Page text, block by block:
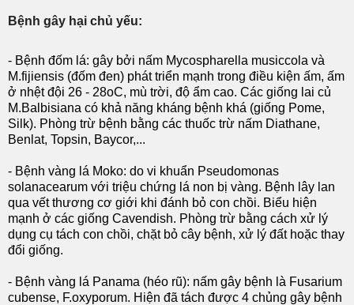
Bệnh gây hại chủ yếu:
- Bệnh đốm lá: gây bởi nấm Mycospharella musiccola và
M.fijiensis (đốm đen) phát triển mạnh trong điều kiện ấm, ấm
ở nhệt đội 26 - 28oC, mù trời, độ ẩm cao. Các giống lai củ
M.Balbisiana có khả năng kháng bệnh khá (giống Pome,
Silk). Phòng trừ bệnh bằng các thuốc trừ nấm Diathane,
Benlat, Topsin, Baycor,...
- Bệnh vàng lá Moko: do vi khuẩn Pseudomonas
solanacearum với triệu chứng lá non bị vàng. Bệnh lây lan
qua vết thương cơ giới khi đánh bỏ con chồi. Biểu hiện
mạnh ở các giống Cavendish. Phòng trừ bằng cách xử lý
dụng cụ tách con chồi, chặt bỏ cây bệnh, xử lý đất hoặc thay
đổi giống.
- Bệnh vàng lá Panama (héo rũ): nấm gây bệnh là Fusarium
cubense, F.oxyporum. Hiện đã tách được 4 chủng gây bệnh